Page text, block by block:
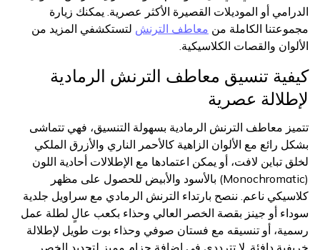
الدرامي أو الموديلات القصيرة الأكثر عصرية. يمكنك زيارة
مجموعتنا الكاملة من معاطف الترنش لتستكشفي المزيد من
الألوان والقصات الكلاسيكية.
كيفية تنسيق معاطف الترنش الرمادية
لإطلالة عصرية
تتميز معاطف الترنش الرمادية بسهولة التنسيق، فهي تتماشى
بشكل رائع مع الألوان الزاهية كالأحمر الناري والأزرق الملكي
لخلق تباين لافت، أو يمكن اعتمادها مع الإطلالات أحادية اللون
(Monochromatic) بالأسود والأبيض للحصول على مظهر
كلاسيكي ناعم. ننصح بارتداء الترنش الرمادي مع سراويل جلدية
سوداء أو جينز بقصة الخصر العالي وحذاء بكعب عالٍ لطلة عمل
رسمية، أو تنسيقه مع فستان صوفي وحذاء بوت طويل لإطلالة
خريفية دافئة. لا تترددي في إضافة حزام مميز لتحديد الخصر